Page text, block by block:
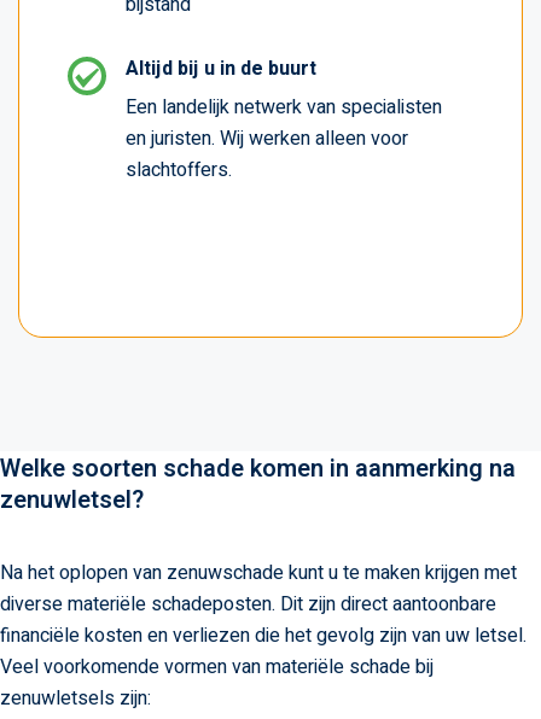
Altijd bij u in de buurt
Een landelijk netwerk van specialisten
en juristen. Wij werken alleen voor
slachtoffers.
Welke soorten schade komen in aanmerking na
zenuwletsel?
Na het oplopen van zenuwschade kunt u te maken krijgen met
diverse materiële schadeposten. Dit zijn direct aantoonbare
financiële kosten en verliezen die het gevolg zijn van uw letsel.
Veel voorkomende vormen van materiële schade bij
zenuwletsels zijn: